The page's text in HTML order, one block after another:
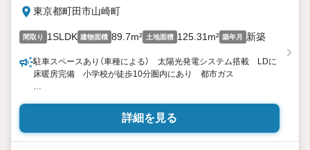
東京都町田市山崎町
間取り 1SLDK 建物面積 89.7m² 土地面積 125.31m² 築年月 新築
駐車スペースあり（車種による） 太陽光発電システム搭載 LDに
床暖房完備 小学校が徒歩10分圏内にあり 都市ガス
お客様のお話をきちんとお聞きし、しっかり話し合う「心」のコミ
ュニケーションが大切になります。だからこそ、それぞれのお客
詳細を見る